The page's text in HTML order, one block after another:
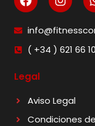
( +34 ) 621 66
Legal
Aviso Legal
Condiciones